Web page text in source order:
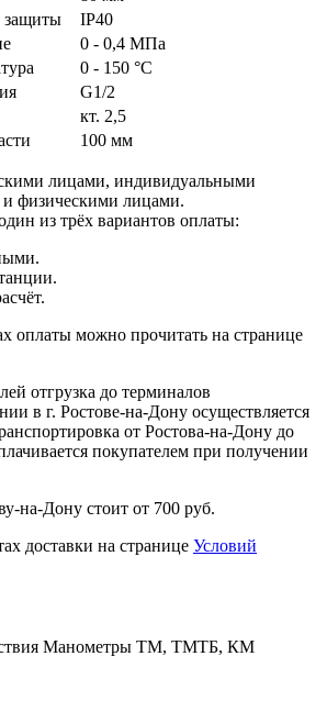
защиты
IP40
0 - 0,4 МПа
0 - 150 °C
G1/2
кт. 2,5
100 мм
лицами, индивидуальными
физическими лицами.
из трёх вариантов оплаты:
оплаты можно прочитать на странице
отгрузка до терминалов
в г. Ростове-на-Дону осуществляется
от Ростова-на-Дону до
покупателем при получении
на-Дону стоит от 700 руб.
доставки на странице Условий
Манометры ТМ, ТМТБ, КМ